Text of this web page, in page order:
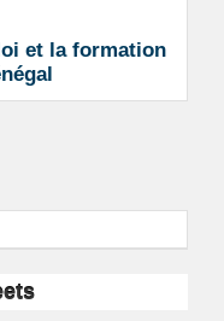
et la formation